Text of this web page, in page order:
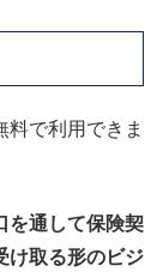
料で利用できま
を通して保険契
け取る形のビジ